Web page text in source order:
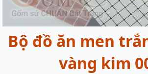
Bộ đồ ăn men
vàng kim